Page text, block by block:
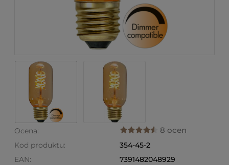
Ocena: 8 ocen
Kod produktu:
354-45-2
EAN:
7391482048929